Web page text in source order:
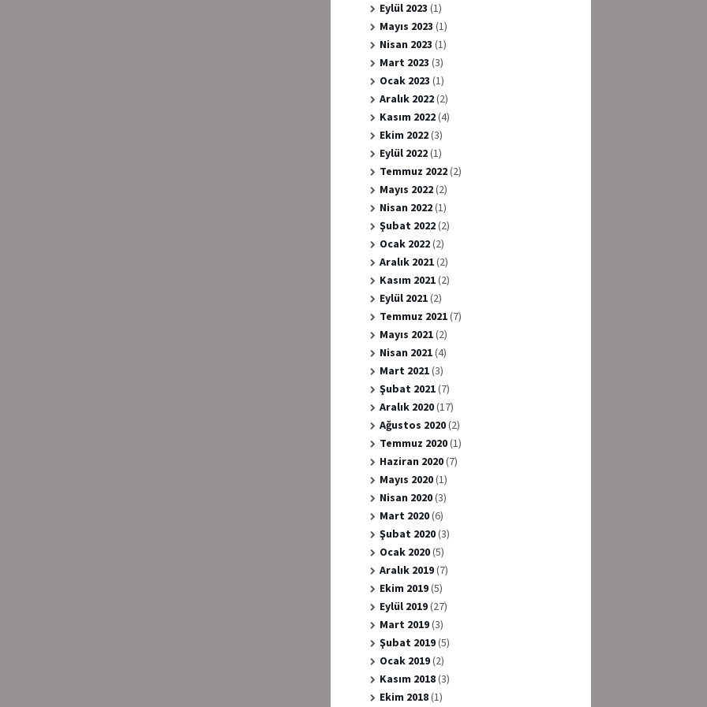
Eylül 2023 (1)
Mayıs 2023 (1)
Nisan 2023 (1)
Mart 2023 (3)
Ocak 2023 (1)
Aralık 2022(2)
Kasım 2022(4)
Ekim 2022(3)
Eylül 2022(1)
Temmuz 2022(2)
Mayıs 2022(2)
Nisan 2022(1)
Şubat 2022(2)
Ocak 2022(2)
Aralık 2021(2)
Kasım 2021(2)
Eylül 2021(2)
Temmuz 2021(7)
Mayıs 2021(2)
Nisan 2021(4)
Mart 2021(3)
Şubat 2021(7)
Aralık 2020(17)
Ağustos 2020(2)
Temmuz 2020(1)
Haziran 2020(7)
Mayıs 2020(1)
Nisan 2020(3)
Mart 2020(6)
Şubat 2020(3)
Ocak 2020(5)
Aralık 2019(7)
Ekim 2019(5)
Eylül 2019(27)
Mart 2019(3)
Şubat 2019(5)
Ocak 2019(2)
Kasım 2018(3)
Ekim 2018(1)